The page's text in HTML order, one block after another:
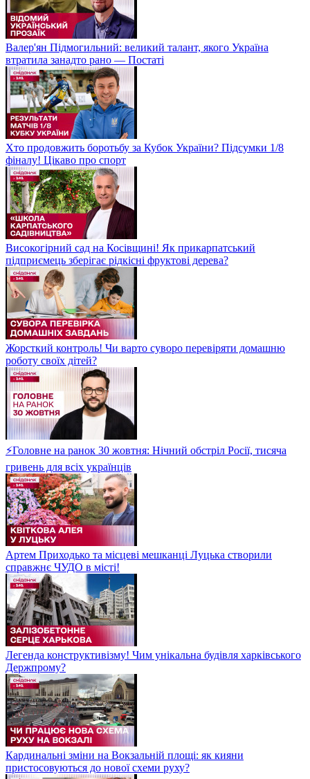
Валер'ян Підмогильний: великий талант, якого Україна
втратила занадто рано — Постаті
Хто продовжить боротьбу за Кубок України? Підсумки 1/8
фіналу! Цікаво про спорт
Високогірний сад на Косівщині! Як прикарпатський
підприємець зберігає рідкісні фруктові дерева?
Жорсткий контроль! Чи варто суворо перевіряти домашню
роботу своїх дітей?
⚡Головне на ранок 30 жовтня: Нічний обстріл Росії, тисяча
гривень для всіх українців
Артем Приходько та місцеві мешканці Луцька створили
справжнє ЧУДО в місті!
Легенда конструктивізму! Чим унікальна будівля харківського
Держпрому?
Кардинальні зміни на Вокзальній площі: як кияни
пристосовуються до нової схеми руху?